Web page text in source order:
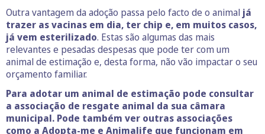
Outra vantagem da adoção passa pelo facto de o animal já
trazer as vacinas em dia, ter chip e, em muitos casos,
já vem esterilizado. Estas são algumas das mais
relevantes e pesadas despesas que pode ter com um
animal de estimação e, desta forma, não vão impactar o seu
orçamento familiar.
Para adotar um animal de estimação pode consultar
a associação de resgate animal da sua câmara
municipal. Pode também ver outras associações
como a Adopta-me e Animalife que funcionam em